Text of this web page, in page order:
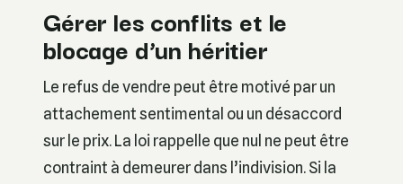
Gérer les conflits et le
blocage d’un héritier
Le refus de vendre peut être motivé par un
attachement sentimental ou un désaccord
sur le prix. La loi rappelle que nul ne peut être
contraint à demeurer dans l’indivision. Si la